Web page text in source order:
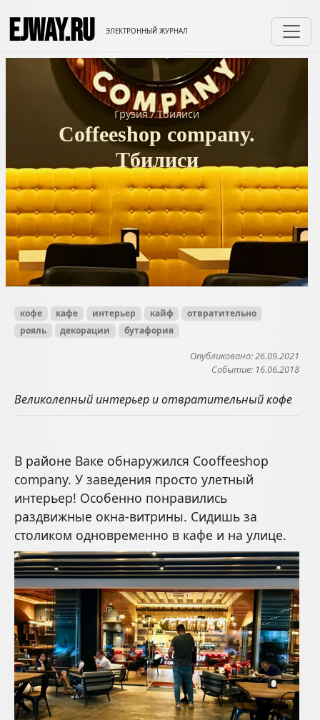
EJWAY.RU ЭЛЕКТРОННЫЙ ЖУРНАЛ
Грузия/Тбилиси
Coffeeshop company.
Тбилиси
кофе кафе интерьер кайф
отвратительно
рояль
декорации бутафория
Опубликовано: 26.09.2021
Событие: 16.06.2018
Великолепный интерьер и отвратительный кофе
В районе Ваке обнаружился Cooffeeshop
company. У заведения просто улетный
интерьер! Особенно понравились
раздвижные окна-витрины. Сидишь за
столиком одновременно в кафе и на улице.